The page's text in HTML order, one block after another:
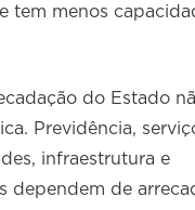
tem menos
do Estado
Previdência,
infraestrutura e
dependem de